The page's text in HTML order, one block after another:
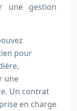
une gestion
pour
une
Un contrat
en charge